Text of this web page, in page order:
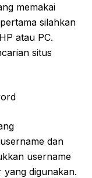
memakai
silahkan
atau PC.
situs
dan
username
digunakan.